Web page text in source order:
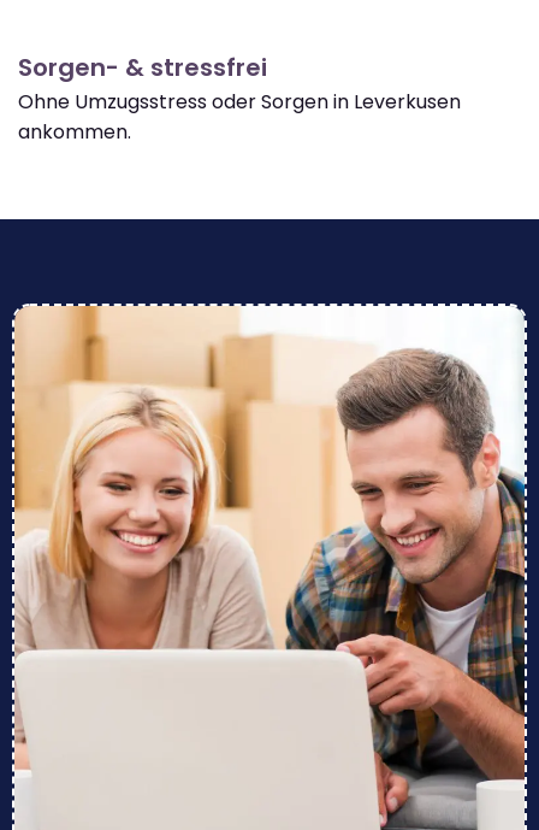
Sorgen- & stressfrei
Ohne Umzugsstress oder Sorgen in Leverkusen
ankommen.